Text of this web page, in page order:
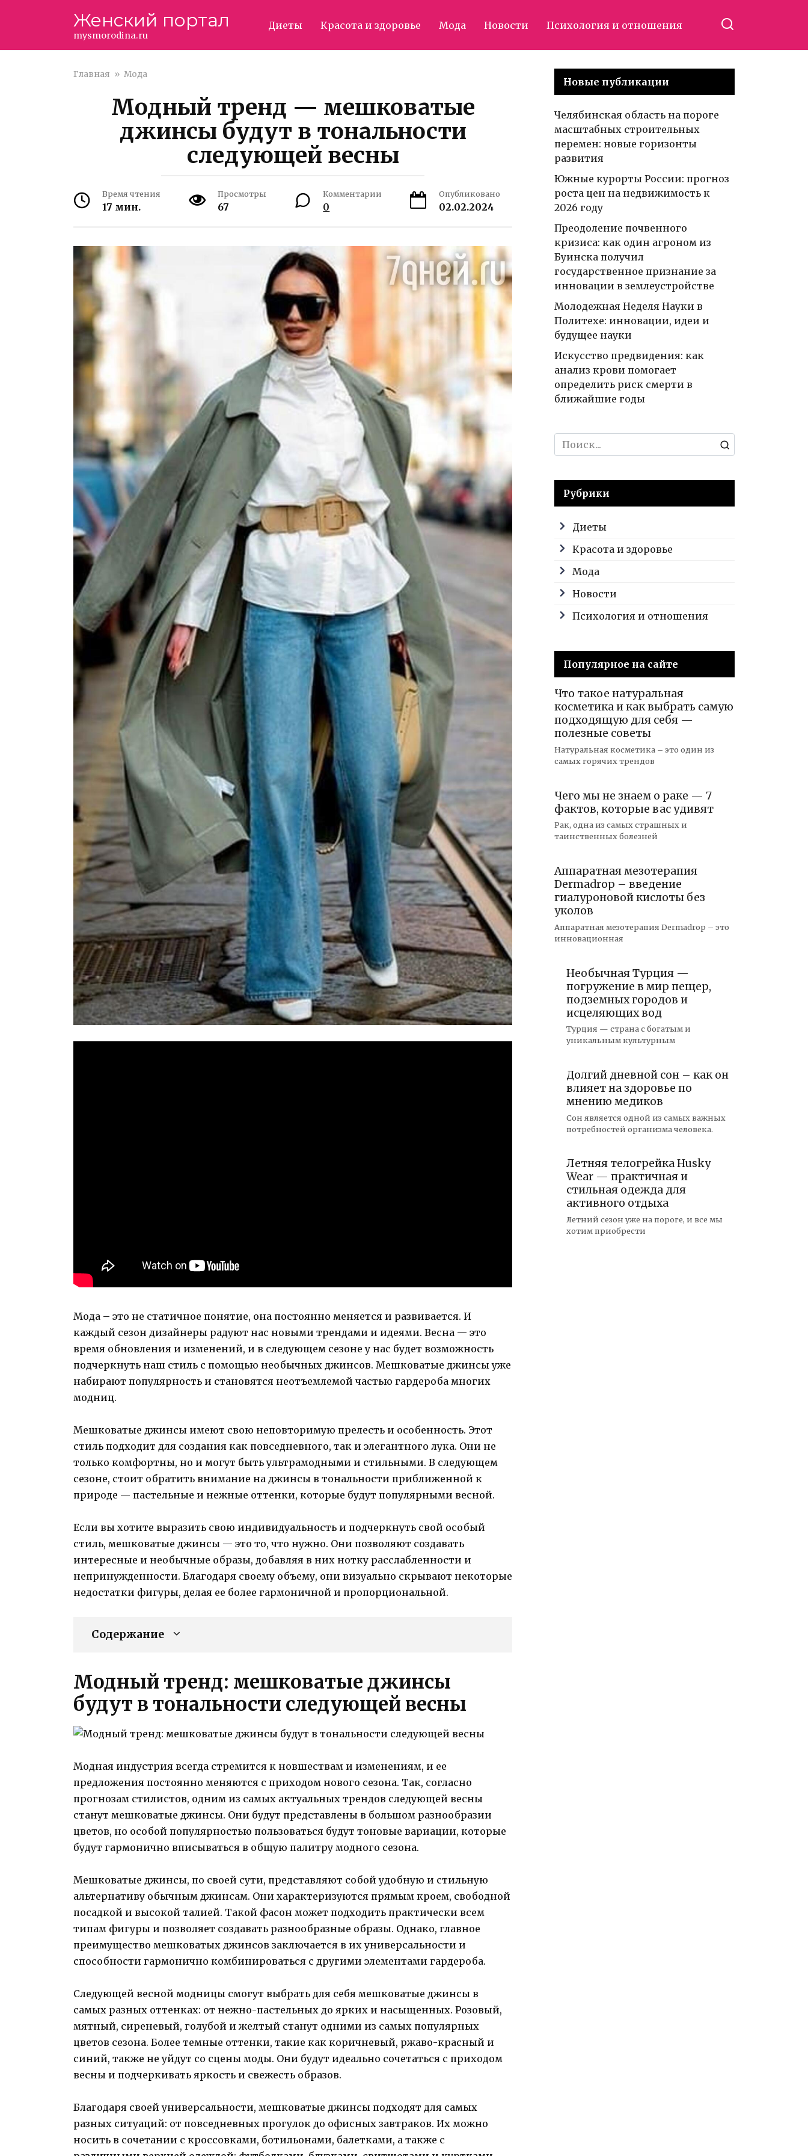
Женский портал
mysmorodina.ru
Диеты Красота и здоровье Мода Новости Психология и отношения
Главная » Мода
Модный тренд — мешковатые
джинсы будут в тональности
следующей весны
Время чтения
17 мин.
Просмотры
67
Комментарии
0
Опубликовано
02.02.2024
Мода – это не статичное понятие, она постоянно меняется и развивается. И
каждый сезон дизайнеры радуют нас новыми трендами и идеями. Весна — это
время обновления и изменений, и в следующем сезоне у нас будет возможность
подчеркнуть наш стиль с помощью необычных джинсов. Мешковатые джинсы уже
набирают популярность и становятся неотъемлемой частью гардероба многих
модниц.
Мешковатые джинсы имеют свою неповторимую прелесть и особенность. Этот
стиль подходит для создания как повседневного, так и элегантного лука. Они не
только комфортны, но и могут быть ультрамодными и стильными. В следующем
сезоне, стоит обратить внимание на джинсы в тональности приближенной к
природе — пастельные и нежные оттенки, которые будут популярными весной.
Если вы хотите выразить свою индивидуальность и подчеркнуть свой особый
стиль, мешковатые джинсы — это то, что нужно. Они позволяют создавать
интересные и необычные образы, добавляя в них нотку расслабленности и
непринужденности. Благодаря своему объему, они визуально скрывают некоторые
недостатки фигуры, делая ее более гармоничной и пропорциональной.
Содержание
Модный тренд: мешковатые джинсы
будут в тональности следующей весны
Модная индустрия всегда стремится к новшествам и изменениям, и ее
предложения постоянно меняются с приходом нового сезона. Так, согласно
прогнозам стилистов, одним из самых актуальных трендов следующей весны
станут мешковатые джинсы. Они будут представлены в большом разнообразии
цветов, но особой популярностью пользоваться будут тоновые вариации, которые
будут гармонично вписываться в общую палитру модного сезона.
Мешковатые джинсы, по своей сути, представляют собой удобную и стильную
альтернативу обычным джинсам. Они характеризуются прямым кроем, свободной
посадкой и высокой талией. Такой фасон может подходить практически всем
типам фигуры и позволяет создавать разнообразные образы. Однако, главное
преимущество мешковатых джинсов заключается в их универсальности и
способности гармонично комбинироваться с другими элементами гардероба.
Следующей весной модницы смогут выбрать для себя мешковатые джинсы в
самых разных оттенках: от нежно-пастельных до ярких и насыщенных. Розовый,
мятный, сиреневый, голубой и желтый станут одними из самых популярных
цветов сезона. Более темные оттенки, такие как коричневый, ржаво-красный и
синий, также не уйдут со сцены моды. Они будут идеально сочетаться с приходом
весны и подчеркивать яркость и свежесть образов.
Благодаря своей универсальности, мешковатые джинсы подходят для самых
разных ситуаций: от повседневных прогулок до офисных завтраков. Их можно
носить в сочетании с кроссовками, ботильонами, балетками, а также с
Новые публикации
Челябинская область на пороге
масштабных строительных
перемен: новые горизонты
развития
Южные курорты России: прогноз
роста цен на недвижимость к
2026 году
Преодоление почвенного
кризиса: как один агроном из
Буинска получил
государственное признание за
инновации в землеустройстве
Молодежная Неделя Науки в
Политехе: инновации, идеи и
будущее науки
Искусство предвидения: как
анализ крови помогает
определить риск смерти в
ближайшие годы
Search
for:
Рубрики
Диеты
Красота и здоровье
Мода
Новости
Психология и отношения
Популярное на сайте
Что такое натуральная
косметика и как выбрать самую
подходящую для себя —
полезные советы
Натуральная косметика – это один из
самых горячих трендов
Чего мы не знаем о раке — 7
фактов, которые вас удивят
Рак, одна из самых страшных и
таинственных болезней
Аппаратная мезотерапия
Dermadrop – введение
гиалуроновой кислоты без
уколов
Аппаратная мезотерапия Dermadrop – это
инновационная
Необычная Турция —
погружение в мир пещер,
подземных городов и
исцеляющих вод
Турция — страна с богатым и
уникальным культурным
Долгий дневной сон – как он
влияет на здоровье по
мнению медиков
Сон является одной из самых важных
потребностей организма человека.
Летняя телогрейка Husky
Wear — практичная и
стильная одежда для
активного отдыха
Летний сезон уже на пороге, и все мы
хотим приобрести